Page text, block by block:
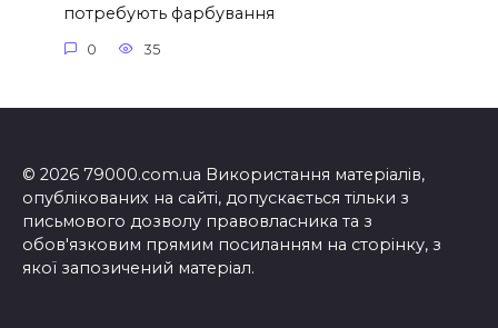
потребують фарбування
0 35
© 2026 79000.com.ua Використання матеріалів,
опублікованих на сайті, допускається тільки з
письмового дозволу правовласника та з
обов'язковим прямим посиланням на сторінку, з
якої запозичений матеріал.